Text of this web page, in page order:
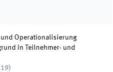
Operationalisierung
in Teilnehmer- und
)